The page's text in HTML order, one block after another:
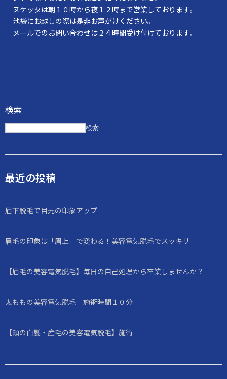
ヌケッタは朝１０時から夜１２時まで営業しております。
池袋にお越しの際は是非お声がけください。
メールでのお問い合わせは２４時間受け付けております。
検索
検索
最近の投稿
眉下脱毛で目元の印象アップ
眉毛の印象は「眉上」で変わる！美容電気脱毛でスッキリ
【眉毛の美容電気脱毛】毎日の自己処理から卒業しませんか？
太ももの美容電気脱毛 施術時間１０分
【頬の白髪・産毛の美容電気脱毛】施術